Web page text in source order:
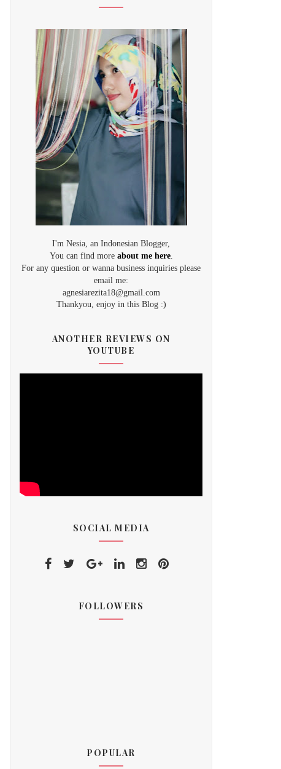
I'm Nesia, an Indonesian Blogger,
You can find more about me here.
For any question or wanna business inquiries please
email me:
agnesiarezita18@gmail.com
Thankyou, enjoy in this Blog :)
ANOTHER REVIEWS ON
YOUTUBE
SOCIAL MEDIA
FOLLOWERS
POPULAR